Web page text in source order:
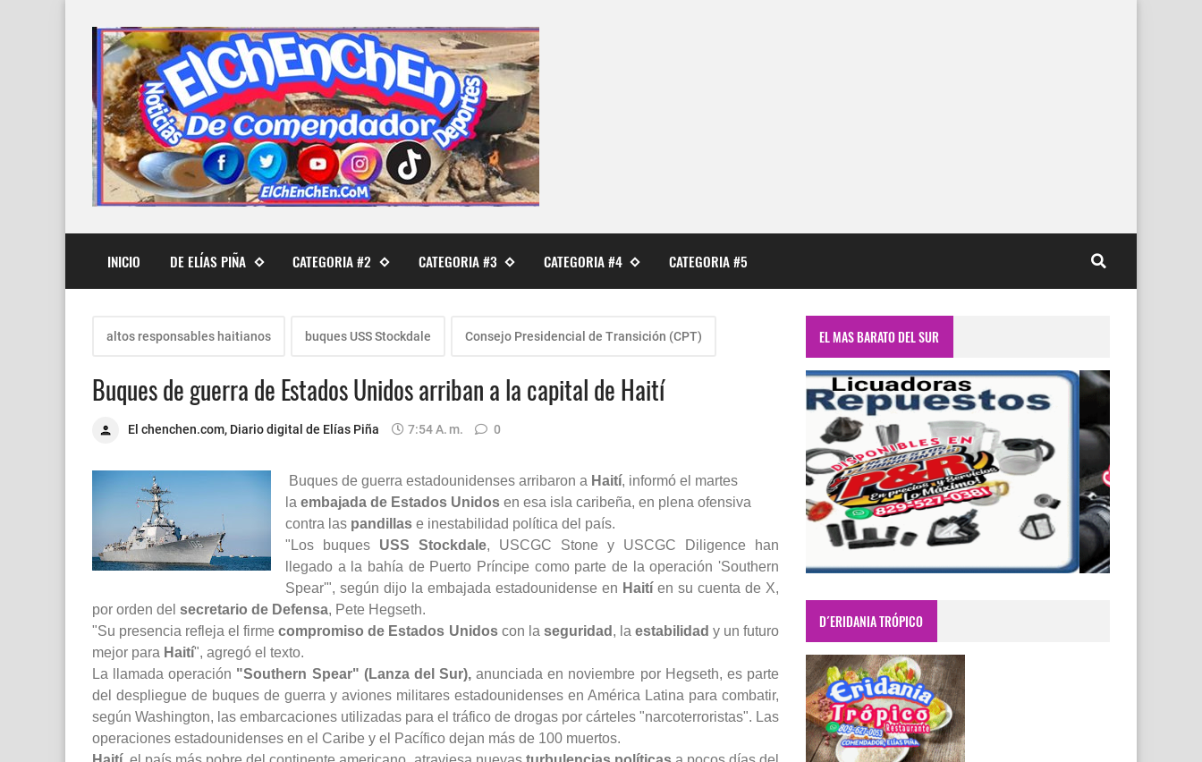
INICIO DE ELÍAS PIÑA CATEGORIA #2 CATEGORIA #3 CATEGORIA #4 CATEGORIA #5
altos responsables haitianos buques USS Stockdale Consejo Presidencial de Transición (CPT)
Buques de guerra de Estados Unidos arriban a la capital de Haití
El chenchen.com, Diario digital de Elías Piña 7:54 A. M. 0
Buques de guerra estadounidenses arribaron a Haití, informó el martes
la embajada de Estados Unidos en esa isla caribeña, en plena ofensiva
contra las pandillas e inestabilidad política del país.
"Los buques USS Stockdale, USCGC Stone y USCGC Diligence han
llegado a la bahía de Puerto Príncipe como parte de la operación 'Southern
Spear'", según dijo la embajada estadounidense en Haití en su cuenta de X,
por orden del secretario de Defensa, Pete Hegseth.
"Su presencia refleja el firmecompromiso de Estados Unidoscon la seguridad , la estabilidad y un futuro
mejor para Haití", agregó el texto.
La llamada operación "Southern Spear" (Lanza del Sur),anunciada en noviembre por Hegseth, es parte
del despliegue de buques de guerra y aviones militares estadounidenses en América Latina para combatir,
según Washington, las embarcaciones utilizadas para el tráfico de drogas por cárteles "narcoterroristas". Las
operaciones estadounidenses en el Caribe y el Pacífico dejan más de 100 muertos.
EL MAS BARATO DEL SUR
D´ERIDANIA TRÓPICO